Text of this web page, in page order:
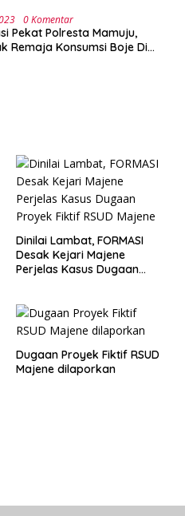
0 Komentar
Pekat Polresta Mamuju,
Remaja Konsumsi Boje Di
Dinilai Lambat, FORMASI
Desak Kejari Majene
Perjelas Kasus Dugaan
Dugaan Proyek Fiktif RSUD
Majene dilaporkan